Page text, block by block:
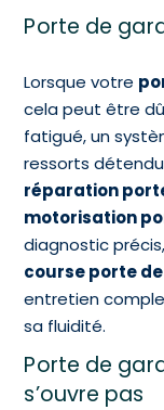
Porte de
Lorsque votre
cela peut être
fatigué, un
ressorts
réparation
motorisation
diagnostic
course porte
entretien
sa fluidité.
Porte de
s’ouvre pas